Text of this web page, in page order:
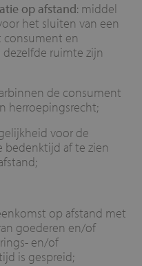
op afstand: middel
het sluiten van een
consument en
ruimte zijn
de consument
herroepingsrecht;
voor de
af te zien
op afstand met
goederen en/of
en/of
is gespreid;